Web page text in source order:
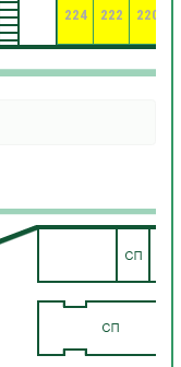
220
222
224